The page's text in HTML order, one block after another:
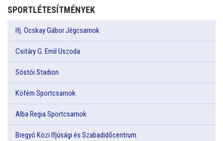
SPORTLÉTESÍTMÉNYEK
Ifj. Ocskay Gábor Jégcsarnok
Csitáry G. Emil Uszoda
Sóstói Stadion
Köfém Sportcsarnok
Alba Regia Sportcsarnok
Bregyó Közi Ifjúsági és Szabadidőcentrum